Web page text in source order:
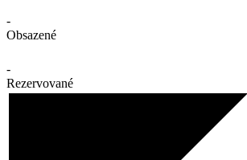
-
Obsazené
-
Rezervované